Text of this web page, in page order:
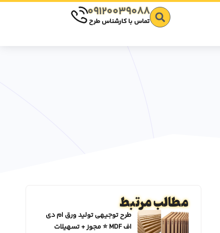
09120039088
تماس با کارشناس طرح
مطالب مرتبططرح توجیهی تولید ورق ام دی
اف MDF ⭐️ مجوز + تسهیلات